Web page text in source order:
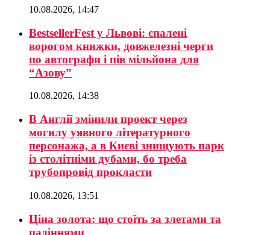
10.08.2026, 14:47
BestsellerFest у Львові: спалені
ворогом книжки, довжелезні черги
по автографи і пів мільйона для
“Азову”
10.08.2026, 14:38
В Англії змінили проект через
могилу уявного літературного
персонажа, а в Києві знищують парк
із столітніми дубами, бо треба
трубопровід прокласти
10.08.2026, 13:51
Ціна золота: що стоїть за злетами та
падіннями